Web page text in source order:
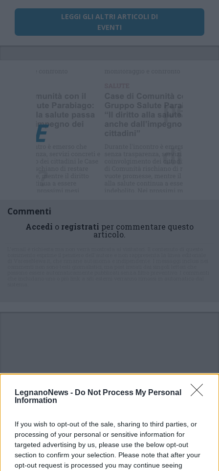
LegnanoNews - Do Not Process My Personal
Information
If you wish to opt-out of the sale, sharing to third parties, or
processing of your personal or sensitive information for
targeted advertising by us, please use the below opt-out
section to confirm your selection. Please note that after your
opt-out request is processed you may continue seeing
LEGGI GLI ALTRI ARTICOLI DI
EVENTI
Commenti
Accedi o registrati per commentare questo
articolo.
DALLA HOME